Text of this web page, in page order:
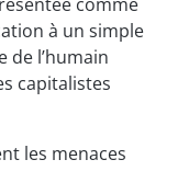
à un simple
de l’humain
capitalistes
les menaces